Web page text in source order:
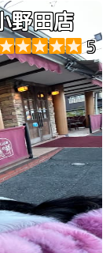
野田店
5